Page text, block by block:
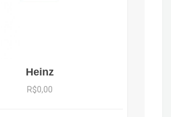
Heinz
R$0,00